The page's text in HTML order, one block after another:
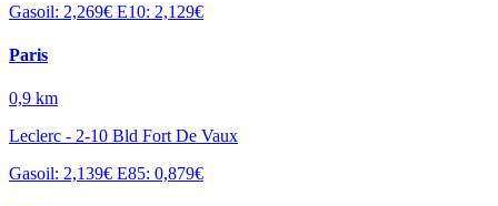
Gasoil: 2,269€ E10: 2,129€
Paris
0,9 km
Leclerc - 2-10 Bld Fort De Vaux
Gasoil: 2,139€ E85: 0,879€